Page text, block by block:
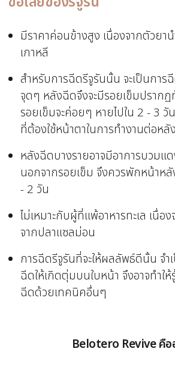
มีราคาค่อนข้างสูง เนื่องจากตัวยาน
เกาหลี
สำหรับการฉีดรีจูรันนั้น จะเป็นการ
จุดๆ หลังฉีดจึงจะมีรอยเข็มปรากฏ
รอยเข็มจะค่อยๆ หายไปใน 2 - 3 วั
ที่ต้องใช้หน้าตาในการทำงานต่อห
หลังฉีดบางรายอาจมีอาการบวมแ
นอกจากรอยเข็ม จึงควรพักหน้าห
- 2 วัน
ไม่เหมาะกับผู้ที่แพ้อาหารทะเล เนื่อ
จากปลาแซลม่อน
การฉีดรีจูรันที่จะให้ผลลัพธ์ดีนั้น จำ
ฉีดให้เกิดตุ่มบนใบหน้า จึงอาจทำให้
ฉีดด้วยเทคนิคอื่นๆ
Belotero Revive คือ